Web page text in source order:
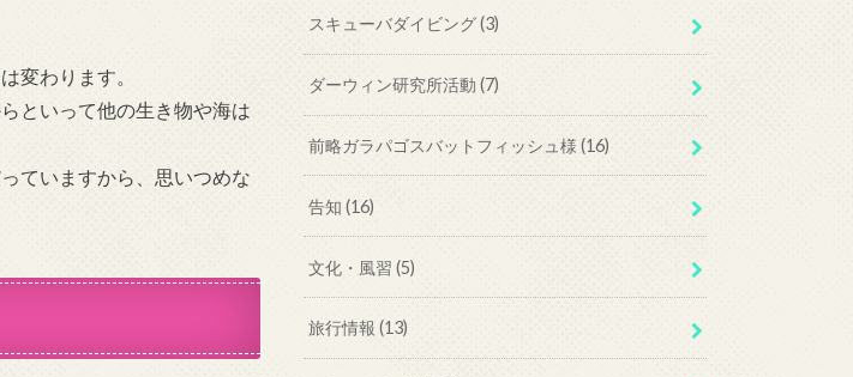
変わります。
といって他の生き物や海は
ていますから、思いつめな
スキューバダイビング(3)
ダーウィン研究所活動(7)
前略ガラパゴスバットフィッシュ様(16)
告知(16)
文化・風習(5)
旅行情報(13)